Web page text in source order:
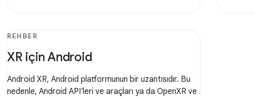
REHBER
XR için Android
Android XR, Android platformunun bir uzantısıdır. Bu
nedenle, Android API'leri ve araçları ya da OpenXR ve